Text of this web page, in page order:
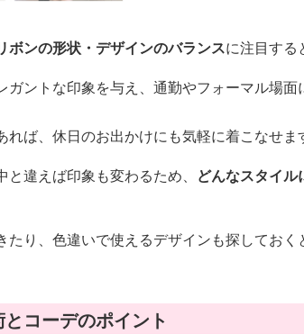
ボンの形状・デザインのバランスに注目する
ントな印象を与え、通勤やフォーマル場面
ば、休日のお出かけにも気軽に着こなせま
違えば印象も変わるため、 どんなスタイル
り、色違いで使えるデザインも探しておく
コーデのポイント